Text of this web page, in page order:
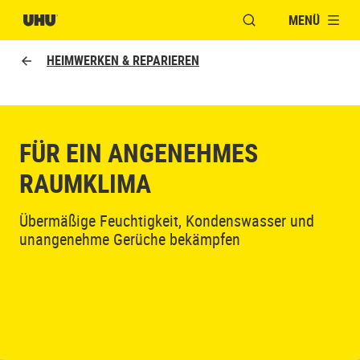
FENSTER FÜR DIE
MENÜ
HEIMWERKEN & REPARIEREN
FÜR EIN ANGENEHMES
RAUMKLIMA
Übermäßige Feuchtigkeit, Kondenswasser und
unangenehme Gerüche bekämpfen